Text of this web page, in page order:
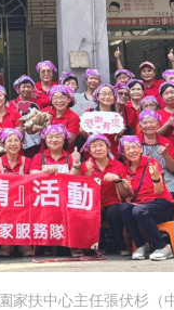
家扶中心主任張伏杉（